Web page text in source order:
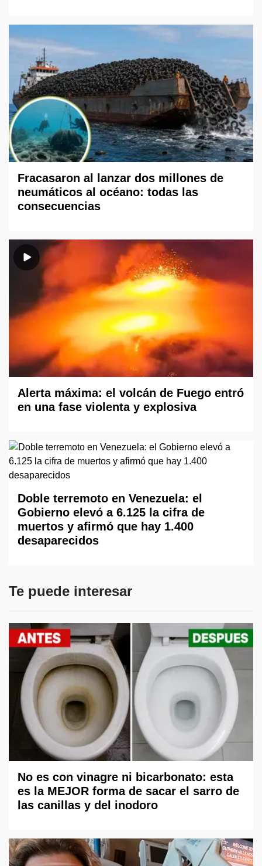
Fracasaron al lanzar dos millones de
neumáticos al océano: todas las
consecuencias
Alerta máxima: el volcán de Fuego entró
en una fase violenta y explosiva
Doble terremoto en Venezuela: el
Gobierno elevó a 6.125 la cifra de
muertos y afirmó que hay 1.400
desaparecidos
Te puede interesar
No es con vinagre ni bicarbonato: esta
es la MEJOR forma de sacar el sarro de
las canillas y del inodoro